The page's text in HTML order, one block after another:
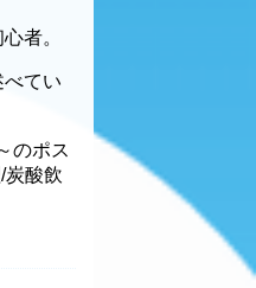
者。
べてい
のポス
炭酸飲